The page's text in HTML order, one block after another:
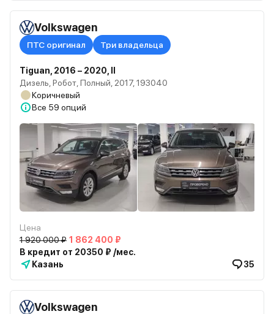
Volkswagen
ПТС оригинал Три владельца
Tiguan, 2016 – 2020, II
Дизель, Робот, Полный, 2017, 193040
Коричневый
Все 59 опций
Цена
1 920 000 ₽ 1 862 400 ₽
В кредит от 20350 ₽ /мес.
Казань
35
Volkswagen